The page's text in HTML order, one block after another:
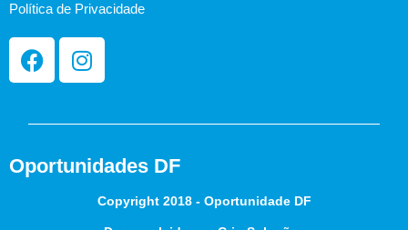
Política de Privacidade
Oportunidades DF
Copyright 2018 - Oportunidade DF